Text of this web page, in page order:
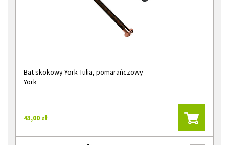
Bat skokowy York Tulia, pomarańczowy
York
43,00 zł